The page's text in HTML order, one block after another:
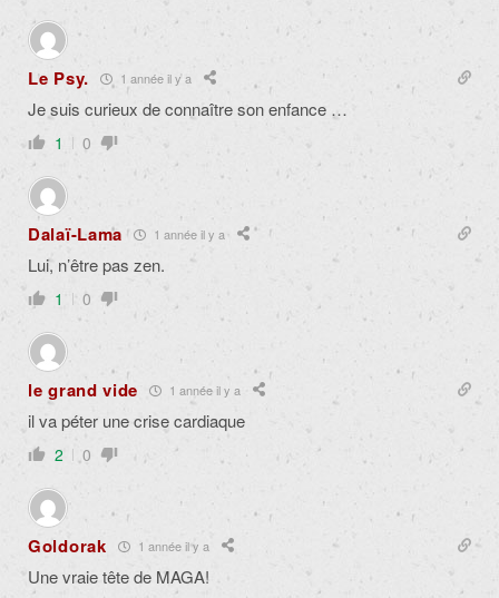
Le Psy. 1 année il y a
Je suis curieux de connaître son enfance …
1 0
Dalaï-Lama 1 année il y a
Lui, n’être pas zen.
1 0
le grand vide 1 année il y a
il va péter une crise cardiaque
2 0
Goldorak 1 année il y a
Une vraie tête de MAGA!